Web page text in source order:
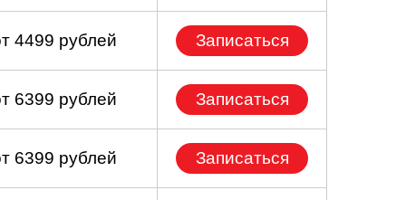
4499 рублей Записаться
6399 рублей Записаться
6399 рублей Записаться